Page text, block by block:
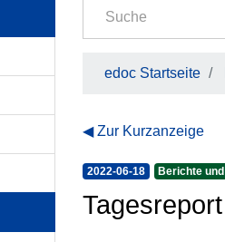
edoc Startseite
Zur Kurzanzeige
2022-06-18 Berichte